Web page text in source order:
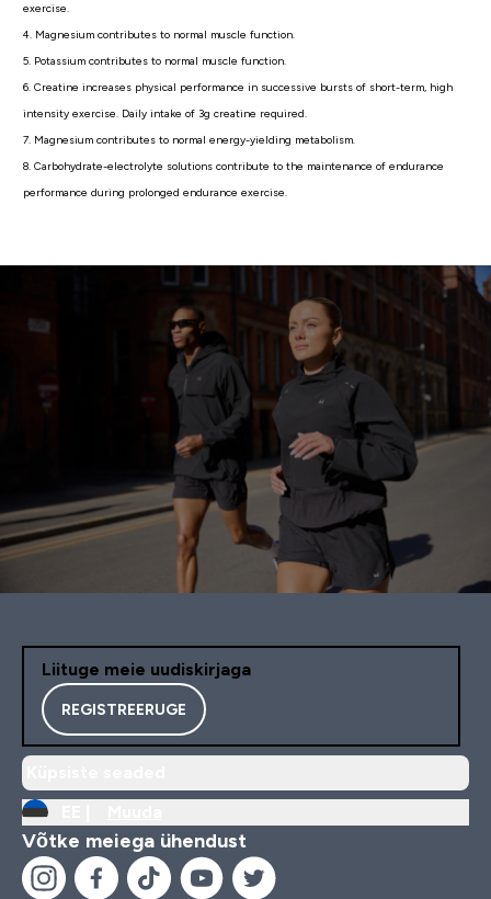
exercise.
4. Magnesium contributes to normal muscle function.
5. Potassium contributes to normal muscle function.
6. Creatine increases physical performance in successive bursts of short-term, high
intensity exercise. Daily intake of 3g creatine required.
7. Magnesium contributes to normal energy-yielding metabolism.
8. Carbohydrate-electrolyte solutions contribute to the maintenance of endurance
performance during prolonged endurance exercise.
Liituge meie uudiskirjaga
REGISTREERUGE
Võtke meiega ühendust